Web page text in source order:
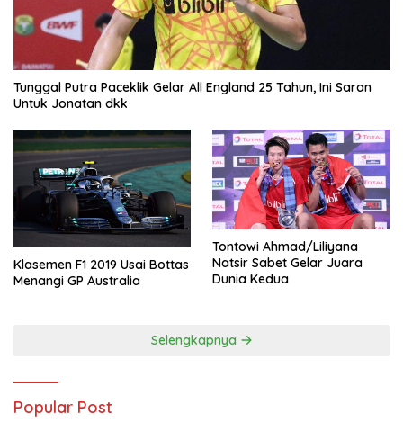
Tunggal Putra Paceklik Gelar All England 25 Tahun, Ini Saran
Untuk Jonatan dkk
Klasemen F1 2019 Usai Bottas
Menangi GP Australia
Tontowi Ahmad/Liliyana
Natsir Sabet Gelar Juara
Dunia Kedua
Selengkapnya
Popular Post